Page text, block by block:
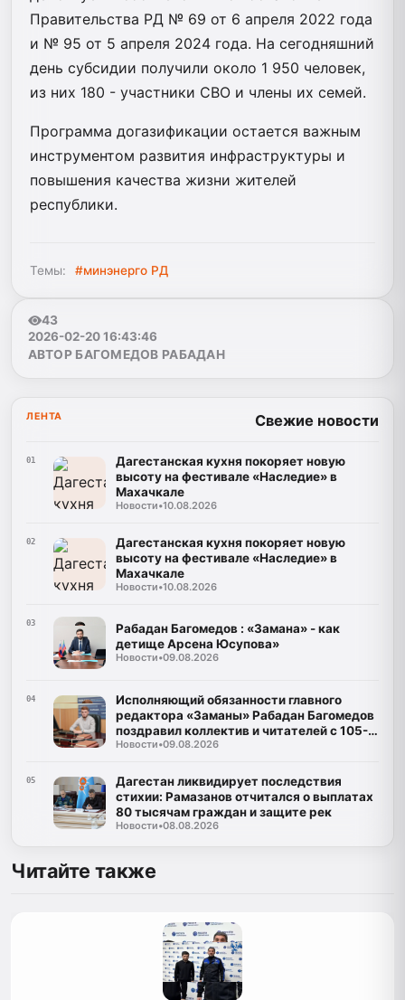
Правительства РД № 69 от 6 апреля 2022 года
и № 95 от 5 апреля 2024 года. На сегодняшний
день субсидии получили около 1 950 человек,
из них 180 - участники СВО и члены их семей.
Программа догазификации остается важным
инструментом развития инфраструктуры и
повышения качества жизни жителей
республики.
Темы: #минэнерго РД
43
2026-02-20 16:43:46
АВТОР БАГОМЕДОВ РАБАДАН
ЛЕНТА Свежие новости
01
Дагестанская кухня покоряет новую
высоту на фестивале «Наследие» в
Махачкале
Новости•10.08.2026
02
Дагестанская кухня покоряет новую
высоту на фестивале «Наследие» в
Махачкале
Новости•10.08.2026
03
Рабадан Багомедов : «Замана» - как
детище Арсена Юсупова»
Новости•09.08.2026
04
Исполняющий обязанности главного
редактора «Заманы» Рабадан Багомедов
поздравил коллектив и читателей с 105-
летним юбилеем газеты
Новости•09.08.2026
05
Дагестан ликвидирует последствия
стихии: Рамазанов отчитался о выплатах
80 тысячам граждан и защите рек
Новости•08.08.2026
Читайте также